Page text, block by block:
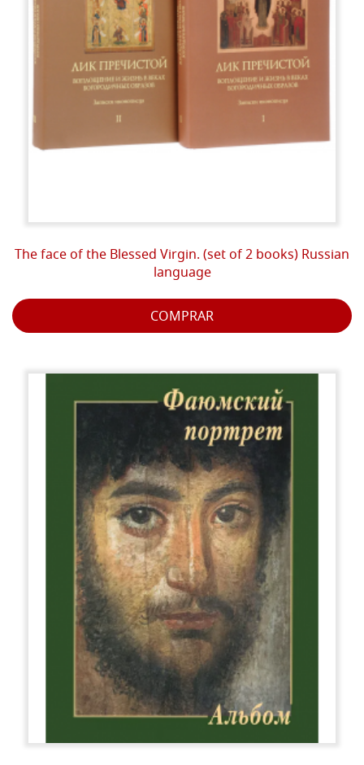
The face of the Blessed Virgin. (set of 2 books) Russian
language
COMPRAR